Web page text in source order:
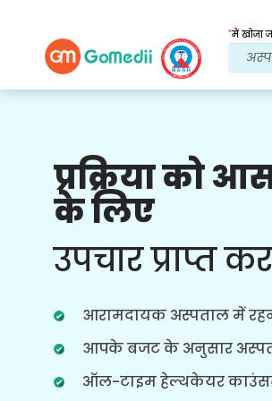
*में खोजा
प्रक्रिया को
के लिए
उपचार प्राप्त
आरामदायक अस्पताल में
आपके बजट के अनुसार
ऑल-टाइम हेल्थकेयर
हमारे लाभ
इलाज के बाद
देखभाल
हर समय आपकी समस्याओं का समाधान
जरूरतों पर नियमित अपडेट।